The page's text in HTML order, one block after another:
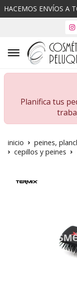
HACEMOS ENVÍOS A
Planifica tus
inicio
peines,
cepillos y peines